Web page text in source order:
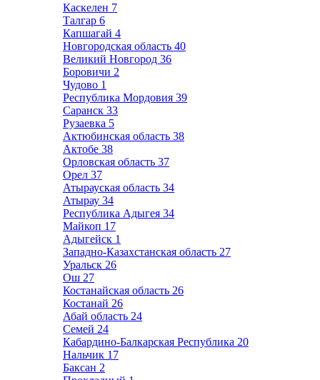
Каскелен 7
Талгар 6
Капшагай 4
Новгородская область 40
Великий Новгород 36
Боровичи 2
Чудово 1
Республика Мордовия 39
Саранск 33
Рузаевка 5
Актюбинская область 38
Актобе 38
Орловская область 37
Орел 37
Атырауская область 34
Атырау 34
Республика Адыгея 34
Майкоп 17
Адыгейск 1
Западно-Казахстанская область 27
Уральск 26
Ош 27
Костанайская область 26
Костанай 26
Абай область 24
Семей 24
Кабардино-Балкарская Республика 20
Нальчик 17
Баксан 2